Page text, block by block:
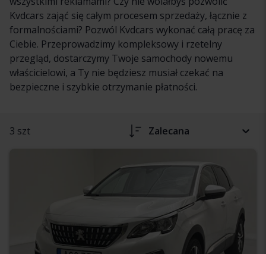
Kvdcars zająć się całym procesem sprzedaży, łącznie z
formalnościami? Pozwól Kvdcars wykonać całą pracę za
Ciebie. Przeprowadzimy kompleksowy i rzetelny
przegląd, dostarczymy Twoje samochody nowemu
właścicielowi, a Ty nie będziesz musiał czekać na
bezpieczne i szybkie otrzymanie płatności.
3 szt Zalecana